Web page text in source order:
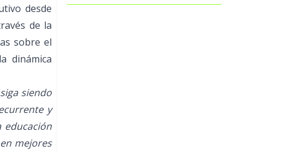
desde
de la
sobre el
dinámica
siendo
y
educación
mejores